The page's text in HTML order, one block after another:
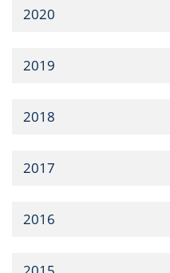
2020
2019
2018
2017
2016